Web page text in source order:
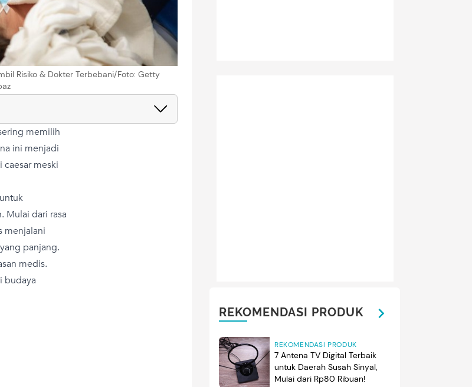
Risiko & Dokter Terbebani/Foto: Getty
memilih
ini menjadi
meski
Mulai dari rasa
menjalani
panjang.
medis.
budaya
REKOMENDASI PRODUK
REKOMENDASI PRODUK
7 Antena TV Digital Terbaik
untuk Daerah Susah Sinyal,
Mulai dari Rp80 Ribuan!